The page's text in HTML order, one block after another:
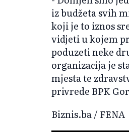
iz budžeta svih
koji je to iznos
vidjeti u kojem
poduzeti neke
organizacija je
mjesta te
privrede BPK
Biznis.ba / FENA